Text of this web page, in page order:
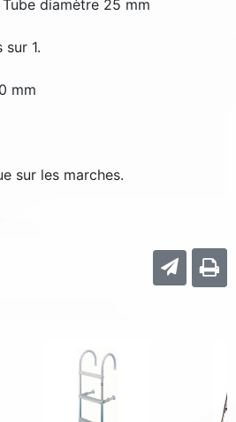
diamètre 25 mm
sur 1.
mm
sur les marches.